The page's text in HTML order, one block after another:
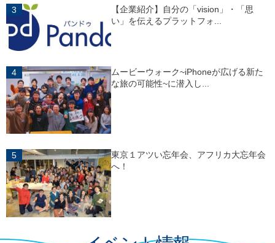
【企業紹介】自分の「vision」・「思
い」を伝えるプラットフォ...
ムービーウォーク~iPhoneが広げる新た
な旅の可能性~に潜入し...
東京１アツい忘年会、アフリカ大忘年会
へ！